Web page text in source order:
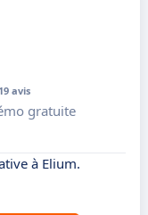
19 avis
gratuite
à Elium.